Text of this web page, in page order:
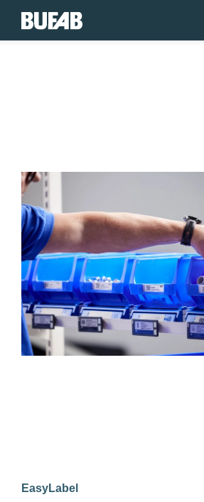
BUFAB-
230223-
1079-
LOWRES
EasyLabel